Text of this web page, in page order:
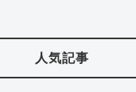
人気記事